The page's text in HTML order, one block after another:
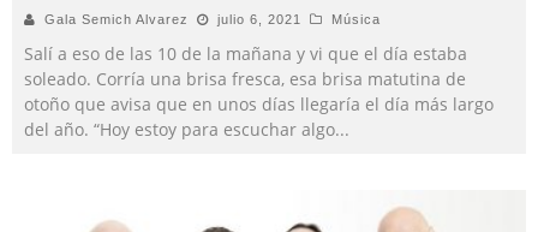
Gala Semich Alvarez julio 6, 2021 Música
Salí a eso de las 10 de la mañana y vi que el día estaba
soleado. Corría una brisa fresca, esa brisa matutina de
otoño que avisa que en unos días llegaría el día más largo
del año. “Hoy estoy para escuchar algo...